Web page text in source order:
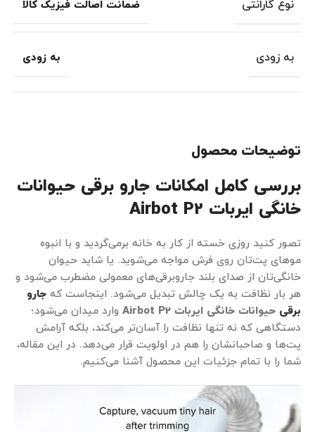
توضیحات محصول
بررسی کامل امکانات جارو برقی حیوانات
خانگی ایربات Airbot P2
تصور کنید روزی خسته از کار به خانه برمی‌گردید و با انبوه
موهای پت‌تان روی فرش مواجه می‌شوید. یا شاید حیوان
خانگی‌تان از صدای بلند جاروبرقی‌های معمولی مضطرب می‌شود و
هر بار نظافت به یک چالش تبدیل می‌شود. اینجاست که جارو
برقی حیوانات خانگی ایربات Airbot P2 وارد میدان می‌شود؛
دستگاهی که نه تنها نظافت را آسان‌تر می‌کند، بلکه آرامش
پت‌ها و صاحبانشان را هم در اولویت قرار می‌دهد. در این مقاله،
شما را با تمام جزئیات این محصول آشنا می‌کنیم.
نوع گارانتی ضمانت اصالت فیزیک کالا
به زودی به زودی